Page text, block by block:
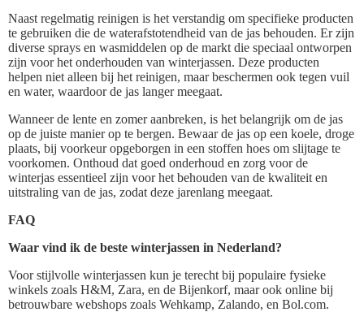
Naast regelmatig reinigen is het verstandig om specifieke producten
te gebruiken die de waterafstotendheid van de jas behouden. Er zijn
diverse sprays en wasmiddelen op de markt die speciaal ontworpen
zijn voor het onderhouden van winterjassen. Deze producten
helpen niet alleen bij het reinigen, maar beschermen ook tegen vuil
en water, waardoor de jas langer meegaat.
Wanneer de lente en zomer aanbreken, is het belangrijk om de jas
op de juiste manier op te bergen. Bewaar de jas op een koele, droge
plaats, bij voorkeur opgeborgen in een stoffen hoes om slijtage te
voorkomen. Onthoud dat goed onderhoud en zorg voor de
winterjas essentieel zijn voor het behouden van de kwaliteit en
uitstraling van de jas, zodat deze jarenlang meegaat.
FAQ
Waar vind ik de beste winterjassen in Nederland?
Voor stijlvolle winterjassen kun je terecht bij populaire fysieke
winkels zoals H&M, Zara, en de Bijenkorf, maar ook online bij
betrouwbare webshops zoals Wehkamp, Zalando, en Bol.com.